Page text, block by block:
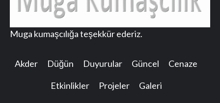
Muga kumaşcılığa teşekkür ederiz.
Akder Düğün Duyurular Güncel Cenaze
Etkinlikler Projeler Galeri